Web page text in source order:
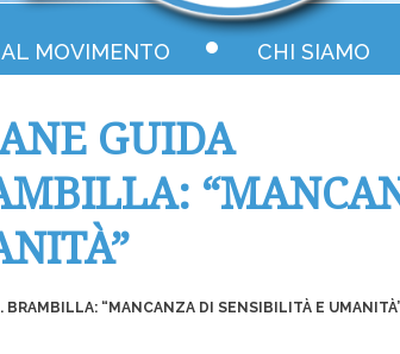
MOVIMENTO CHI SIAMO
GUIDA
BRAMBILLA: “MANCANZA DI SENSIBILITÀ E